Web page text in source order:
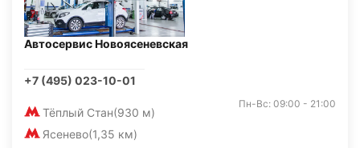
Автосервис Новоясеневская
+7 (495) 023-10-01
Тёплый Стан(930 м)
Ясенево(1,35 км)
Пн-Вс: 09:00 - 21:00